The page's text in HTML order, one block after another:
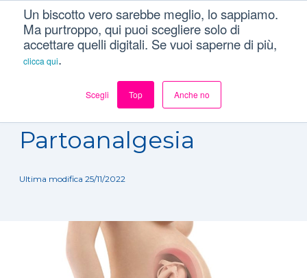
Un biscotto vero sarebbe meglio, lo sappiamo.
Ma purtroppo, qui puoi scegliere solo di
accettare quelli digitali. Se vuoi saperne di più,
clicca qui.
Scegli Top Anche no
Trattamenti Partoanalgesia
Partoanalgesia
Ultima modifica 25/11/2022